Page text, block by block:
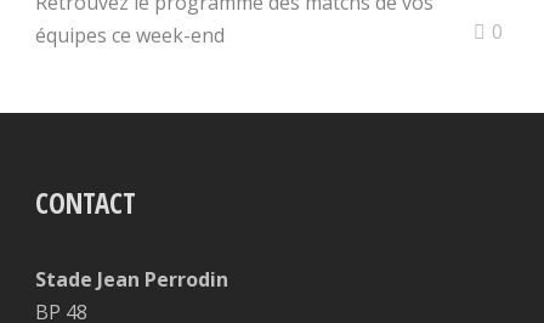
équipes ce week-end
0
CONTACT
Stade Jean Perrodin
BP 48